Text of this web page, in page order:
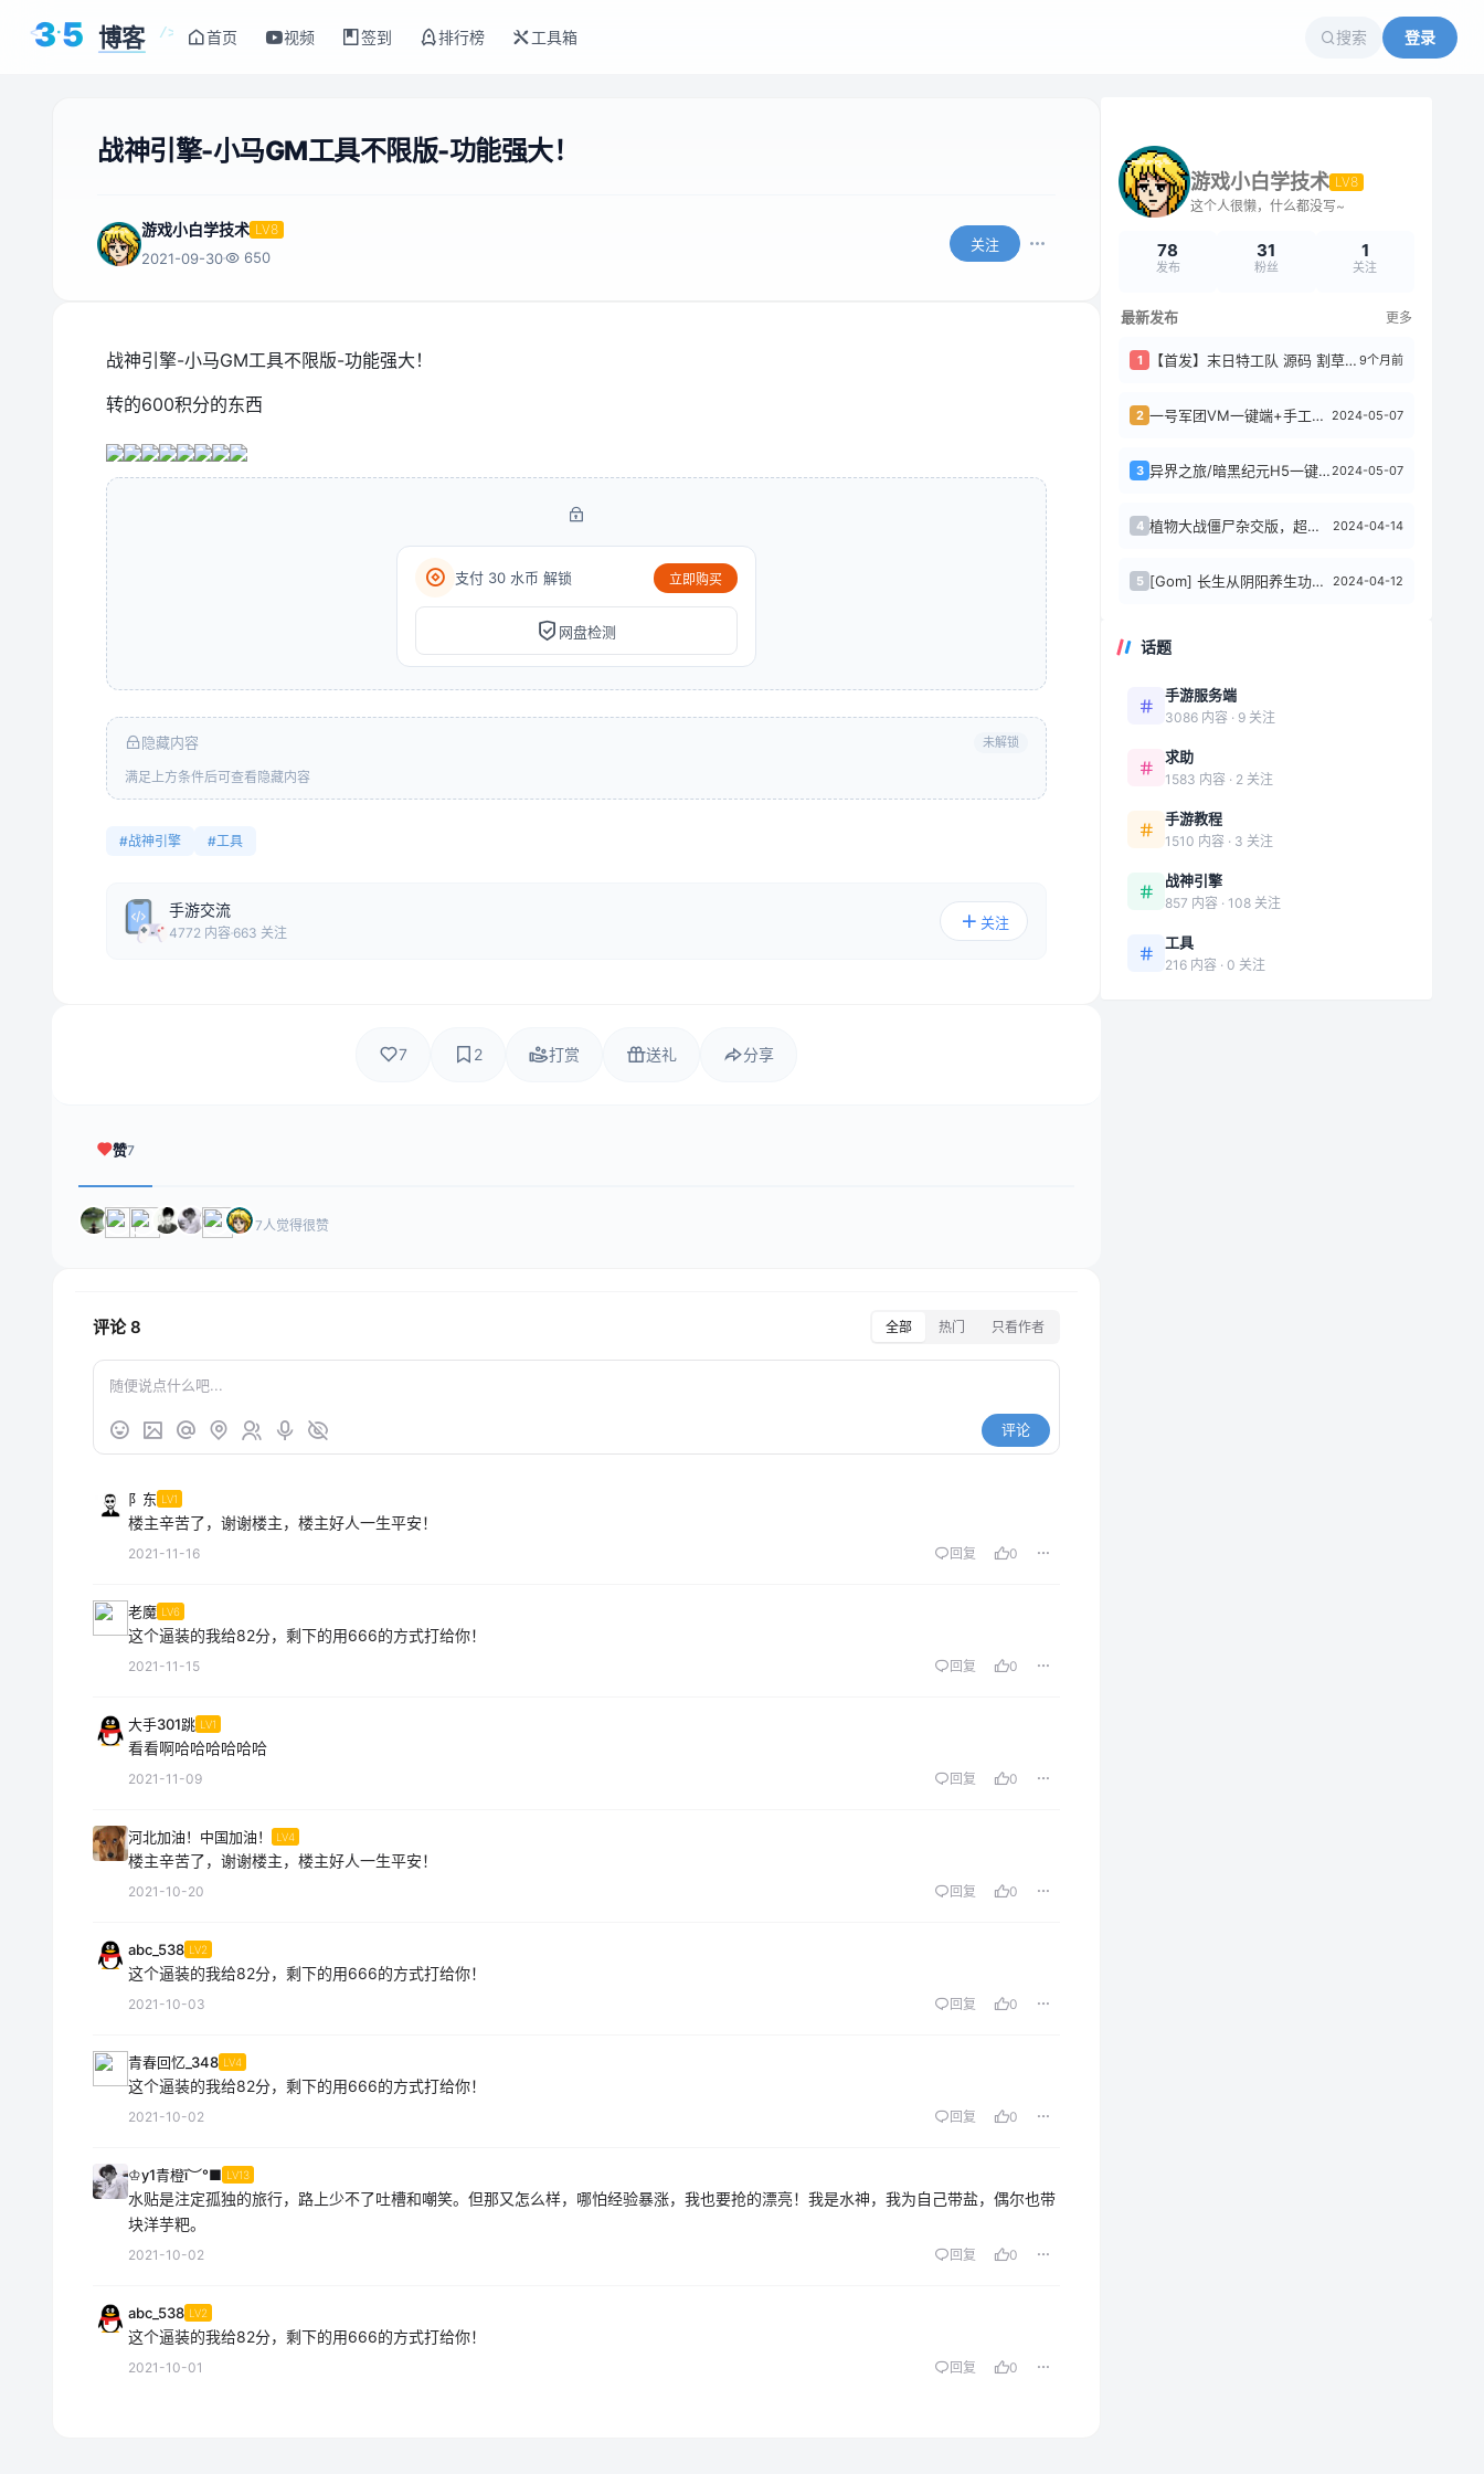
< />
35 博客 首页 视频 签到 排行榜 工具箱 搜索 登录
战神引擎-小马GM工具不限版-功能强大！
游戏小白学技术 LV8
2021-09-30 650
关注
战神引擎-小马GM工具不限版-功能强大！
转的600积分的东西
支付 30 水币 解锁 立即购买
网盘检测
隐藏内容 未解锁
满足上方条件后可查看隐藏内容
#战神引擎 #工具
手游交流
4772 内容 663 关注
关注
7 2 打赏 送礼 分享
赞7
7人觉得很赞
评论8 全部 热门 只看作者
评论
阝东 LV1
楼主辛苦了，谢谢楼主，楼主好人一生平安！
2021-11-16 回复 0
老魔 LV6
这个逼装的我给82分，剩下的用666的方式打给你！
2021-11-15 回复 0
大手301跳 LV1
看看啊哈哈哈哈哈哈
2021-11-09 回复 0
河北加油！中国加油！ LV4
楼主辛苦了，谢谢楼主，楼主好人一生平安！
2021-10-20 回复 0
abc_538 LV2
这个逼装的我给82分，剩下的用666的方式打给你！
2021-10-03 回复 0
青春回忆_348 LV4
这个逼装的我给82分，剩下的用666的方式打给你！
2021-10-02 回复 0
♔y1青橙ī︶°■ LV13
水贴是注定孤独的旅行，路上少不了吐槽和嘲笑。但那又怎么样，哪怕经验暴涨，我也要抢的漂亮！我是水神，我为自己带盐，偶尔也带
块洋芋粑。
2021-10-02 回复 0
abc_538 LV2
这个逼装的我给82分，剩下的用666的方式打给你！
2021-10-01 回复 0
游戏小白学技术 LV8
这个人很懒，什么都没写~
78
发布
31
粉丝
1
关注
最新发布 更多
1 【首发】末日特工队 源码 割草类微信DY小游戏源码 Cocos Creator ... 9个月前
2 一号军团VM一键端+手工端+授权后台+配套教程 2024-05-07
3 异界之旅/暗黑纪元H5一键端/手工端/授权后台/运营后台/视频教程 2024-05-07
4 植物大战僵尸杂交版，超级好玩。可以摸鱼，哈哈哈哈哈哈哈哈哈 2024-04-14
5 [Gom] 长生从阴阳养生功开始/冥王之城一键游戏端/补丁/登录器/网站/教程/... 2024-04-12
话题
手游服务端
3086 内容 · 9 关注
求助
1583 内容 · 2 关注
手游教程
1510 内容 · 3 关注
战神引擎
857 内容 · 108 关注
工具
216 内容 · 0 关注